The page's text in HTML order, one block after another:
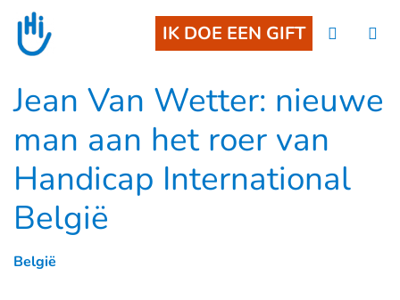
Goto main content
IK DOE EEN GIFT
Jean Van Wetter: nieuwe
man aan het roer van
Handicap International
België
België